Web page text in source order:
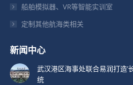
船舶模拟器、VR等智能实训室
定制其他航海类相关
新闻中心
武汉港区海事处联合易润打造’
统